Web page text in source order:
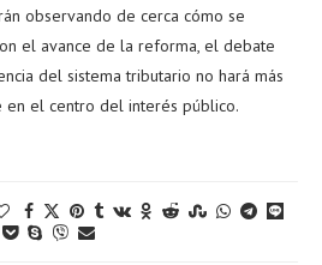
observando de cerca cómo se
el avance de la reforma, el debate
del sistema tributario no hará más
en el centro del interés público.